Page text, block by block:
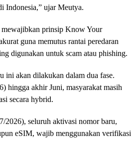
Indonesia,” ujar Meutya.
mewajibkan prinsip Know Your
guna memutus rantai peredaran
digunakan untuk scam atau phishing.
ini akan dilakukan dalam dua fase.
hingga akhir Juni, masyarakat masih
secara hybrid.
2026), seluruh aktivasi nomor baru,
eSIM, wajib menggunakan verifikasi